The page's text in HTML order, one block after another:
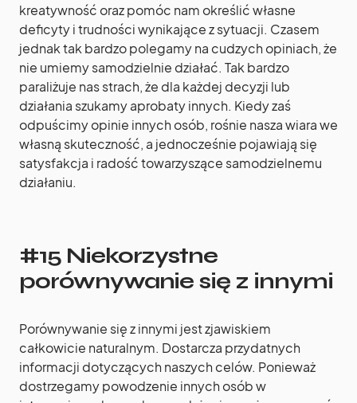
kreatywność oraz pomóc nam określić własne
deficyty i trudności wynikające z sytuacji. Czasem
jednak tak bardzo polegamy na cudzych opiniach, że
nie umiemy samodzielnie działać. Tak bardzo
paraliżuje nas strach, że dla każdej decyzji lub
działania szukamy aprobaty innych. Kiedy zaś
odpuścimy opinie innych osób, rośnie nasza wiara we
własną skuteczność, a jednocześnie pojawiają się
satysfakcja i radość towarzyszące samodzielnemu
działaniu.
#15 Niekorzystne
porównywanie się z innymi
Porównywanie się z innymi jest zjawiskiem
całkowicie naturalnym. Dostarcza przydatnych
informacji dotyczących naszych celów. Ponieważ
dostrzegamy powodzenie innych osób w